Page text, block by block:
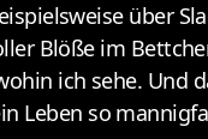
über
Blöße im
ich sehe. Und
Leben so